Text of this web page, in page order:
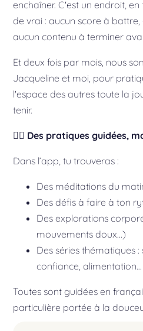
enchaîner. C'est un endroit,
de vrai : aucun score à battre,
aucun contenu à terminer
Et deux fois par mois, nous
Jacqueline et moi, pour
l'espace des autres toute la
tenir.
🧘‍♀️ Des pratiques guidées,
Dans l’app, tu trouveras :
Des méditations du
Des défis à faire à ton
Des explorations
mouvements doux…)
Des séries thématiques :
confiance, alimentation…
Toutes sont guidées en
particulière portée à la